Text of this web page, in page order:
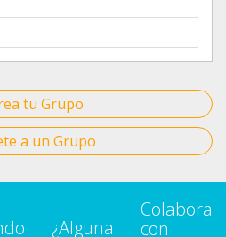
tu Grupo
a un Grupo
¿Alguna
Colabora
con